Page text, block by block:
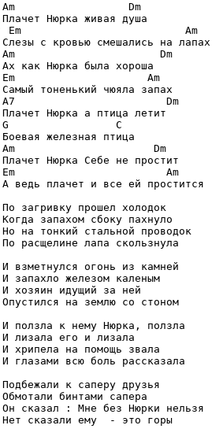
Am                  Dm
Плачет Нюрка живая душа
Em                          Am
Слезы с кровью смешались на лапах
Am                       Dm
Ах как Нюрка была хороша
Em                     Am
Самый тоненький чюяла запах
A7                        Dm
Плачет Нюрка а птица летит
G                 C
Боевая железная птица
Am                      Dm
Плачет Нюрка Себе не простит
Em                        Am
А ведь плачет и все ей простится
По загривку прошел холодок
Когда запахом сбоку пахнуло
Но на тонкий стальной проводок
По расщелине лапа скользнула
И взметнулся огонь из камней
И запахло железом каленым
И хозяин идущий за ней
Опустился на землю со стоном
И ползла к нему Нюрка, ползла
И лизала его и лизала
И хрипела на помощь звала
И глазами всю боль рассказала
Подбежали к саперу друзья
Обмотали бинтами сапера
Он сказал : Мне без Нюрки нельзя
Нет сказали ему  - это горы